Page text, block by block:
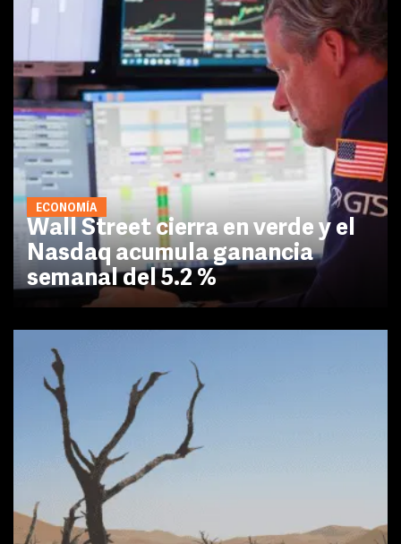
ECONOMÍA
Wall Street cierra en verde y el
Nasdaq acumula ganancia
semanal del 5.2 %